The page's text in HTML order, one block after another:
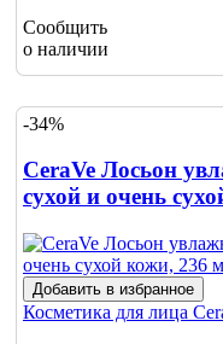
Сообщить
о наличии
-34%
CeraVe Лосьон
сухой и очень
Добавить в избранное
Косметика для лица